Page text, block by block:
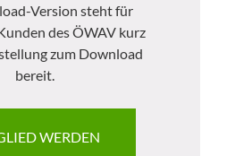
Version steht für
des ÖWAV kurz
zum Download
bereit.
WERDEN